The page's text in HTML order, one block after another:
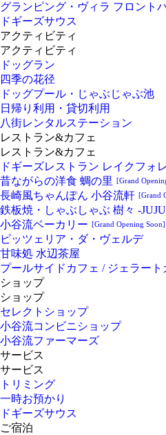
グランピング・ヴィラ フロント
ドギーズサウス
アクティビティ
アクティビティ
ドッグラン
四季の花径
ドッグプール・じゃぶじゃぶ池
日帰り利用・貸切利用
八街レンタルステーション
レストラン&カフェ
レストラン&カフェ
ドギーズレストラン レイクフォ
昔ながらの洋食 蜩の里 [Grand
長崎風ちゃんぽん 小谷流軒 [Grand
鉄板焼・しゃぶしゃぶ 樹々 -
小谷流ベーカリー [Grand Opening Soon]
ピッツェリア・ダ・ヴェルデ
甘味処 水辺茶屋
プールサイドカフェ / ジェラー
ショップ
ショップ
セレクトショップ
小谷流コンビニショップ
小谷流ファーマーズ
サービス
サービス
トリミング
一時お預かり
ドギーズサウス
ご宿泊